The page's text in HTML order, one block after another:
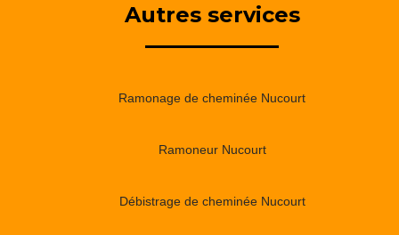
Autres services
Ramonage de cheminée Nucourt
Ramoneur Nucourt
Débistrage de cheminée Nucourt